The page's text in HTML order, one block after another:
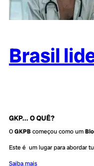
Brasil
GKP... O QUÊ?
OGKPBcomeçou como um
Este é um lugar para abordar
Saiba mais